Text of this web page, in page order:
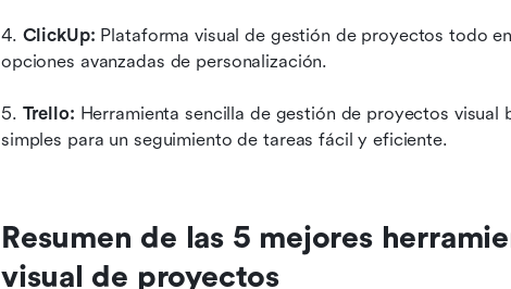
4. ClickUp: Plataforma visual de gestión de proyectos todo
opciones avanzadas de personalización.
5. Trello: Herramienta sencilla de gestión de proyectos visual
simples para un seguimiento de tareas fácil y eficiente.
Resumen de las 5 mejores
visual de proyectos